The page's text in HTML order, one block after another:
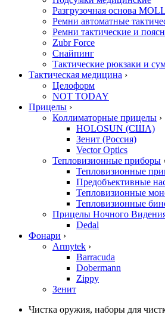
Разгрузочная основа
Ремни автоматные
Ремни тактические и
Zubr Force
Снайпинг
Тактические рюкзаки и
Тактическая медицина ›
Целоформ
NOT TODAY
Прицелы ›
Коллиматорные прицелы ›
HOLOSUN (США)
Зенит (Россия)
Vector Optics
Тепловизионные приборы
Тепловизионные
Предобъективные
Тепловизионные
Тепловизионные
Прицелы Ночного
Dedal
Фонари ›
Armytek ›
Barracuda
Dobermann
Zippy
Зенит
Чистка оружия, наборы для